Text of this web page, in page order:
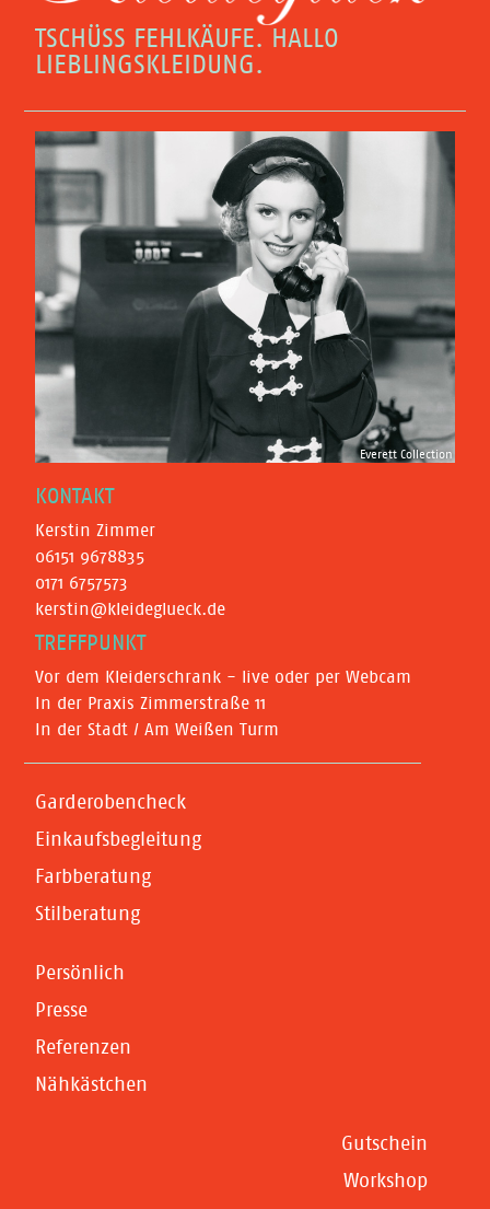
TSCHÜSS FEHLKÄUFE. HALLO
LIEBLINGSKLEIDUNG.
Everett Collection
KONTAKT
Kerstin Zimmer
06151 9678835
0171 6757573
kerstin@kleideglueck.de
TREFFPUNKT
Vor dem Kleiderschrank - live oder per Webcam
In der Praxis Zimmerstraße 11
In der Stadt / Am Weißen Turm
Garderobencheck
Einkaufsbegleitung
Farbberatung
Stilberatung
Persönlich
Presse
Referenzen
Nähkästchen
Gutschein
Workshop